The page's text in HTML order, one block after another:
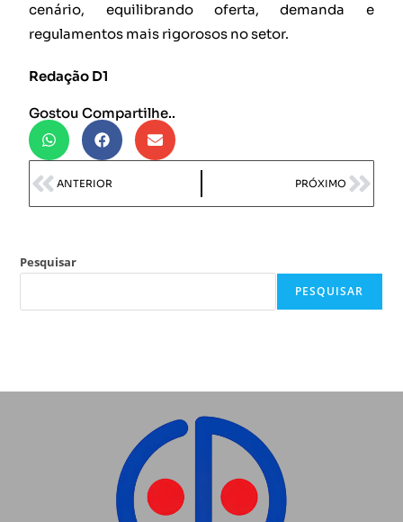
cenário, equilibrando oferta, demanda e
regulamentos mais rigorosos no setor.
Redação D1
Gostou Compartilhe..
ANTERIOR PRÓXIMO
Pesquisar
PESQUISAR